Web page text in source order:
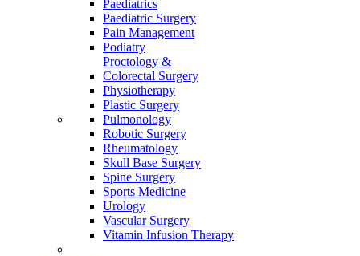
Paediatrics
Paediatric Surgery
Pain Management
Podiatry
Proctology &
Colorectal Surgery
Physiotherapy
Plastic Surgery
Pulmonology
Robotic Surgery
Rheumatology
Skull Base Surgery
Spine Surgery
Sports Medicine
Urology
Vascular Surgery
Vitamin Infusion Therapy